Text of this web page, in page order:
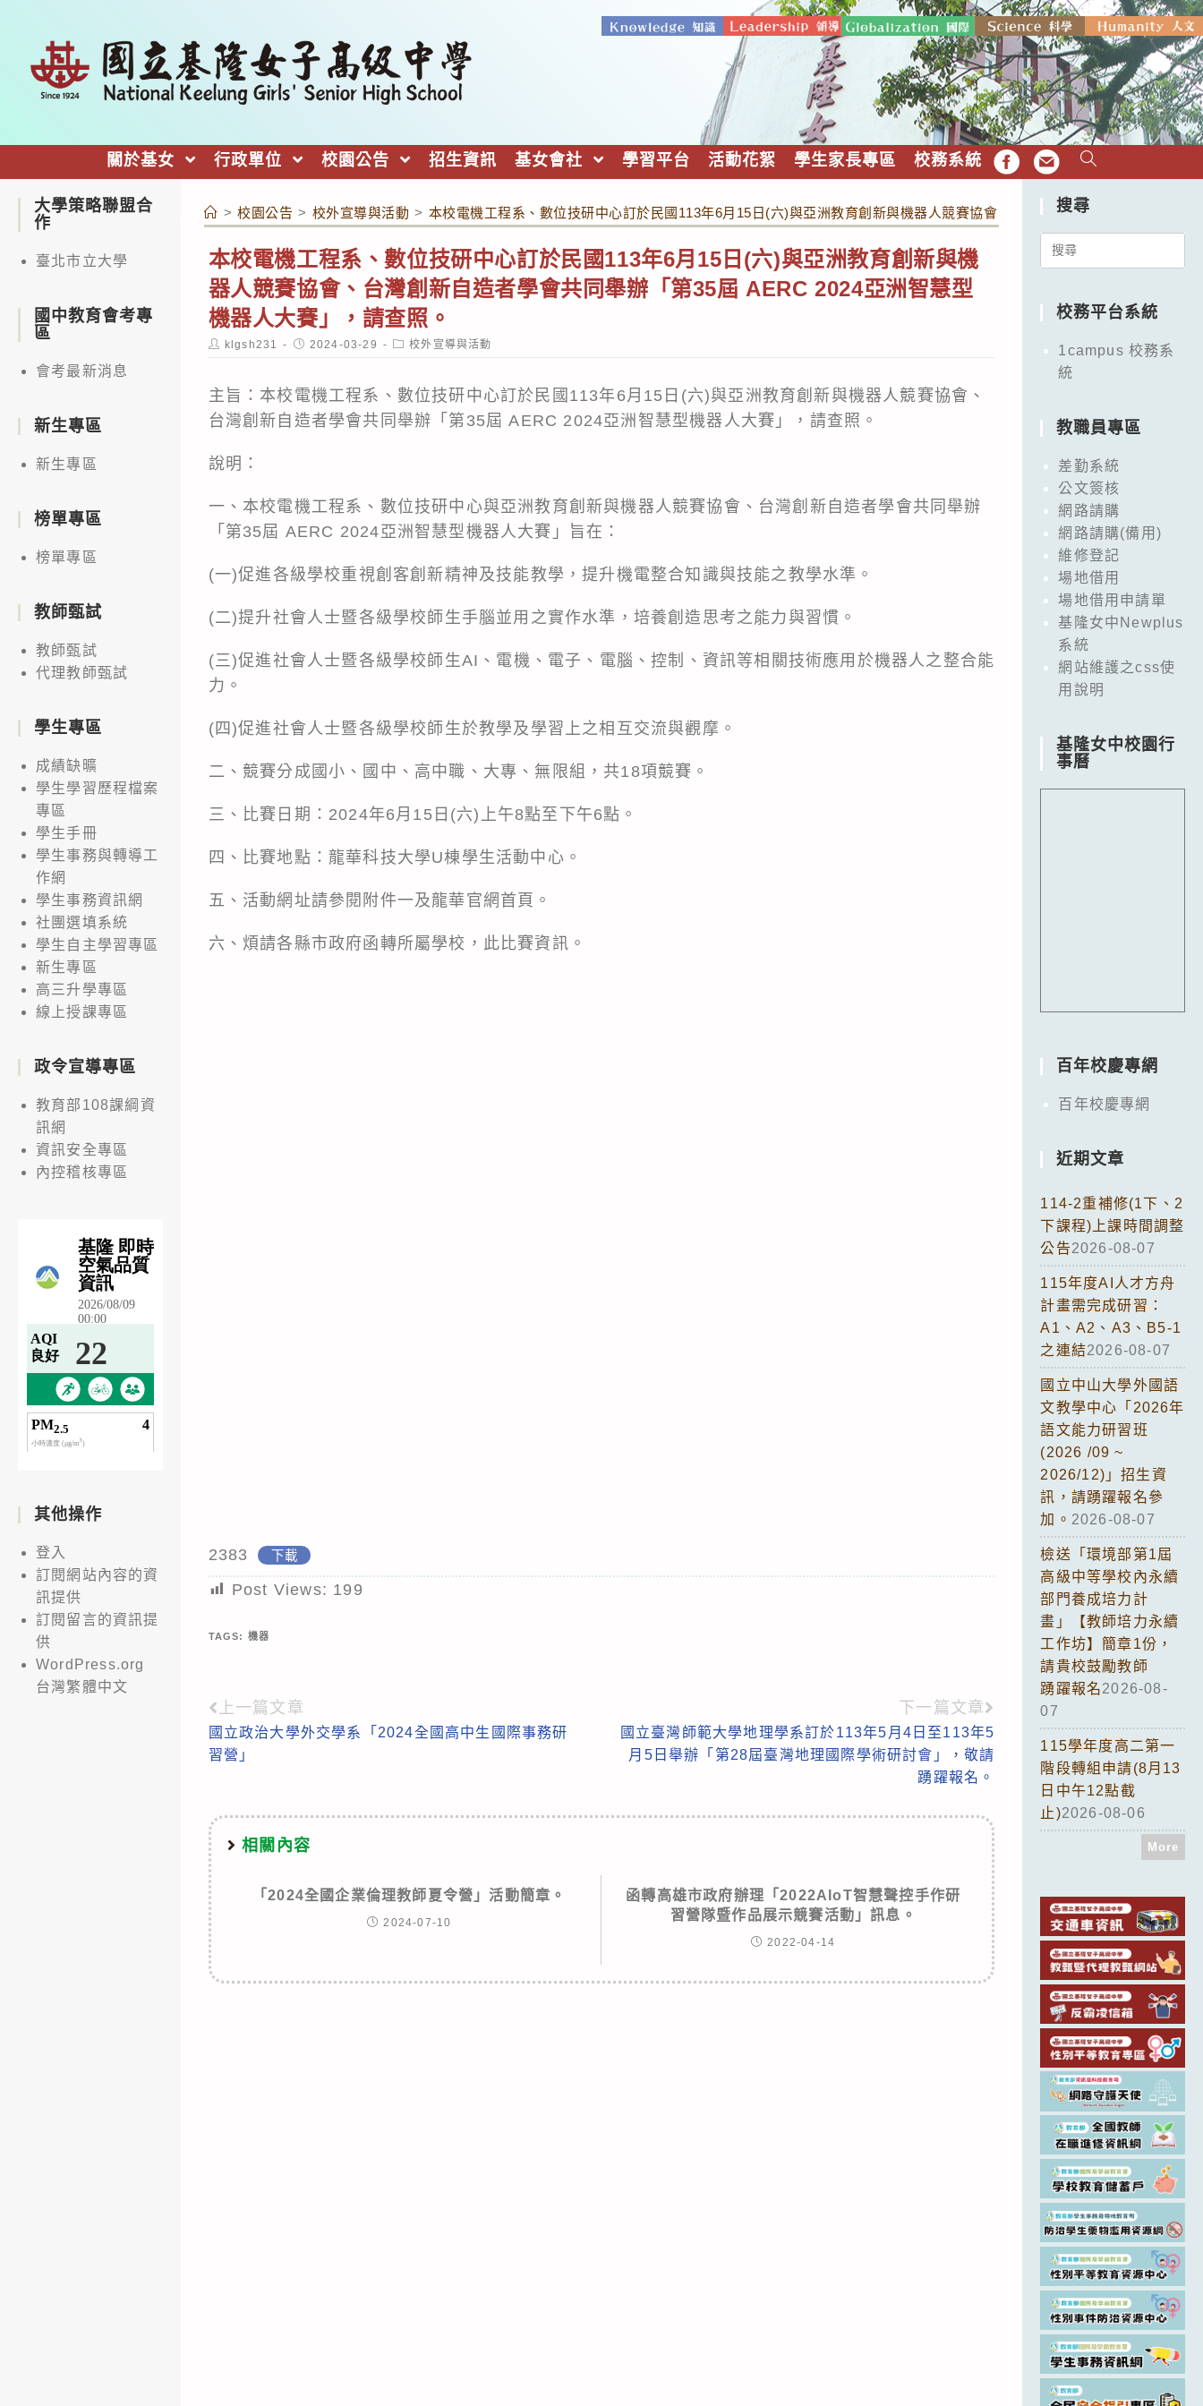
關於基女 行政單位 校園公告 招生資訊 基女會社 學習平台 活動花絮 學生家長專區 校務系統 FB EMAIL
> 校園公告 > 校外宣導與活動 > 本校電機工程系、數位技研中心訂於民國113年6月15日(六)與亞洲教育創新與機器人競賽協會、台灣創新自造者學會共同舉
本校電機工程系、數位技研中心訂於民國113年6月15日(六)與亞洲教育創新與機
器人競賽協會、台灣創新自造者學會共同舉辦「第35屆 AERC 2024亞洲智慧型
機器人大賽」，請查照。
Post
author:
klgsh231
Post
published:
2024-03-29
Post
category:
校外宣導與活動
主旨：本校電機工程系、數位技研中心訂於民國113年6月15日(六)與亞洲教育創新與機器人競賽協會、
台灣創新自造者學會共同舉辦「第35屆 AERC 2024亞洲智慧型機器人大賽」，請查照。
說明：
一、本校電機工程系、數位技研中心與亞洲教育創新與機器人競賽協會、台灣創新自造者學會共同舉辦
「第35屆 AERC 2024亞洲智慧型機器人大賽」旨在：
(一)促進各級學校重視創客創新精神及技能教學，提升機電整合知識與技能之教學水準。
(二)提升社會人士暨各級學校師生手腦並用之實作水準，培養創造思考之能力與習慣。
(三)促進社會人士暨各級學校師生AI、電機、電子、電腦、控制、資訊等相關技術應用於機器人之整合能
力。
(四)促進社會人士暨各級學校師生於教學及學習上之相互交流與觀摩。
二、競賽分成國小、國中、高中職、大專、無限組，共18項競賽。
三、比賽日期：2024年6月15日(六)上午8點至下午6點。
四、比賽地點：龍華科技大學U棟學生活動中心。
五、活動網址請參閱附件一及龍華官網首頁。
六、煩請各縣市政府函轉所屬學校，此比賽資訊。
2383 下載
Post Views: 199
TAGS: 機器
Read
more
上一篇文章
國立政治大學外交學系「2024全國高中生國際事務研
習營」
下一篇文章
國立臺灣師範大學地理學系訂於113年5月4日至113年5
月5日舉辦「第28屆臺灣地理國際學術研討會」，敬請
踴躍報名。
相關內容
「2024全國企業倫理教師夏令營」活動簡章。
2024-07-10
函轉高雄市政府辦理「2022AIoT智慧聲控手作研
習營隊暨作品展示競賽活動」訊息。
2022-04-14
大學策略聯盟合
作
臺北市立大學
國中教育會考專
區
會考最新消息
新生專區
新生專區
榜單專區
榜單專區
教師甄試
教師甄試
代理教師甄試
學生專區
成績缺曠
學生學習歷程檔案
專區
學生手冊
學生事務與轉導工
作網
學生事務資訊網
社團選填系統
學生自主學習專區
新生專區
高三升學專區
線上授課專區
政令宣導專區
教育部108課綱資
訊網
資訊安全專區
內控稽核專區
其他操作
登入
訂閱網站內容的資
訊提供
訂閱留言的資訊提
供
WordPress.org
台灣繁體中文
搜尋
Search
校務平台系統
1campus 校務系
統
教職員專區
差勤系統
公文簽核
網路請購
網路請購(備用)
維修登記
場地借用
場地借用申請單
基隆女中Newplus
系統
網站維護之css使
用說明
基隆女中校園行
事曆
百年校慶專網
百年校慶專網
近期文章
114-2重補修(1下、2
下課程)上課時間調整
公告2026-08-07
115年度AI人才方舟
計畫需完成研習：
A1、A2、A3、B5-1
之連結2026-08-07
國立中山大學外國語
文教學中心「2026年
語文能力研習班
(2026 /09 ~
2026/12)」招生資
訊，請踴躍報名參
加。 2026-08-07
檢送「環境部第1屆
高級中等學校內永續
部門養成培力計
畫」【教師培力永續
工作坊】簡章1份，
請貴校鼓勵教師
踴躍報名2026-08-
07
115學年度高二第一
階段轉組申請(8月13
日中午12點截
止)2026-08-06
More